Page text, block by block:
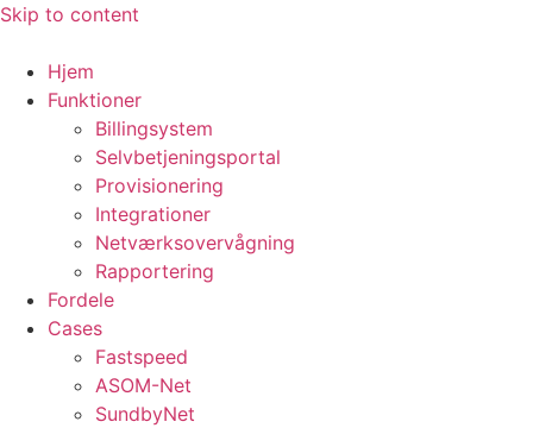
Skip to content
Hjem
Funktioner
Billingsystem
Selvbetjeningsportal
Provisionering
Integrationer
Netværksovervågning
Rapportering
Fordele
Cases
Fastspeed
ASOM-Net
SundbyNet